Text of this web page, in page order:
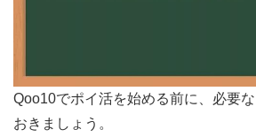
Qoo10でポイ活を始める前に、必要
おきましょう。